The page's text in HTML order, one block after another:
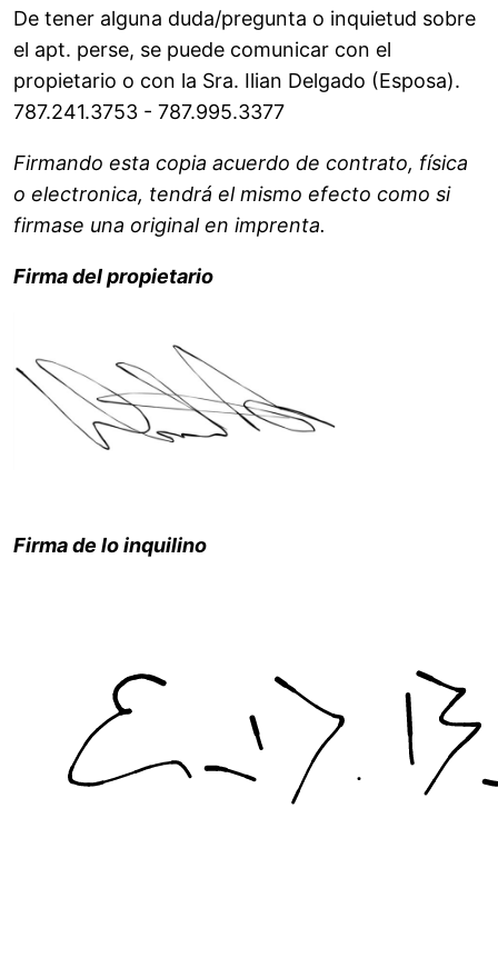
De tener alguna duda/pregunta o inquietud sobre
el apt. perse, se puede comunicar con el
propietario o con la Sra. Ilian Delgado (Esposa).
787.241.3753 - 787.995.3377
Firmando esta copia acuerdo de contrato, física
o electronica, tendrá el mismo efecto como si
firmase una original en imprenta.
Firma del propietario
Firma de lo inquilino